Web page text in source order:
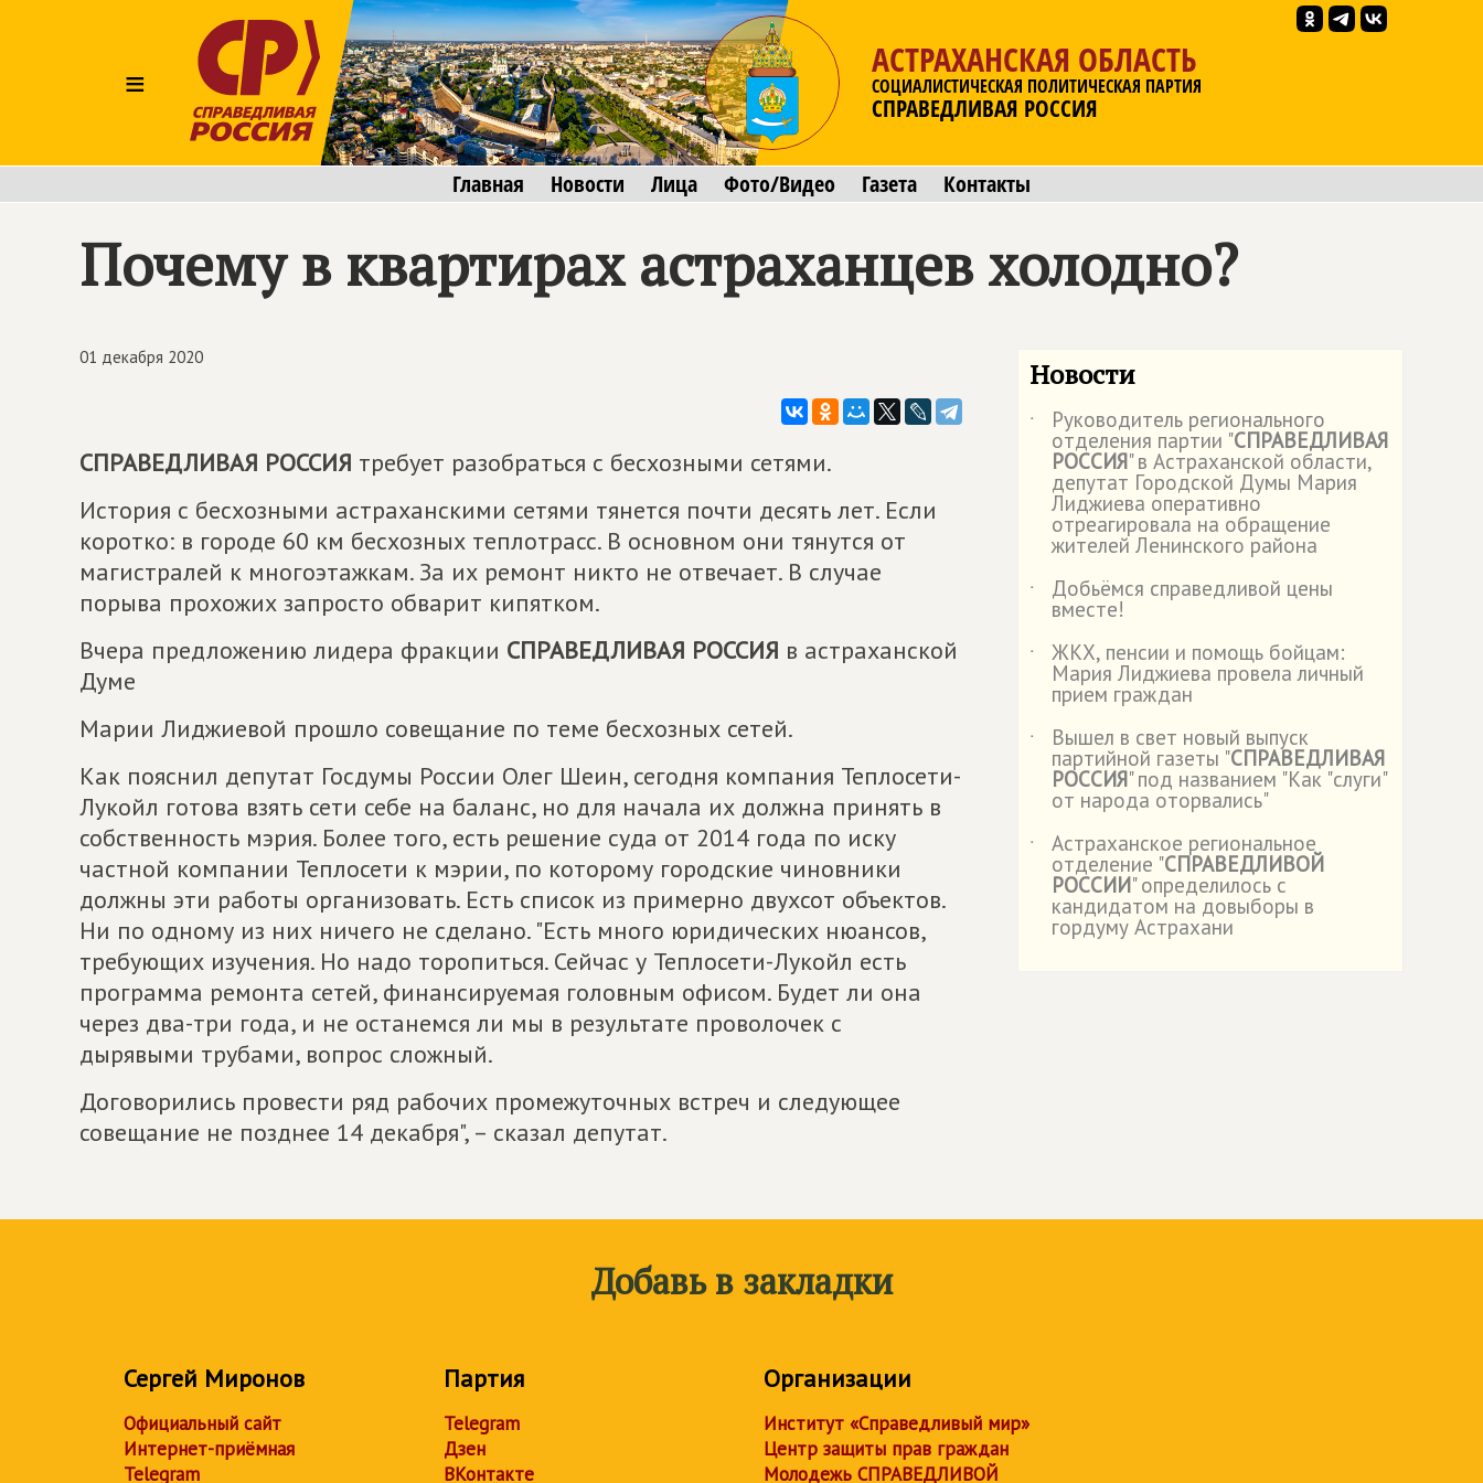
≡
АСТРАХАНСКАЯ ОБЛАСТЬ
СОЦИАЛИСТИЧЕСКАЯ ПОЛИТИЧЕСКАЯ ПАРТИЯ
СПРАВЕДЛИВАЯ РОССИЯ
Главная Новости Лица Фото/Видео Газета Контакты
Почему в квартирах астраханцев холодно?
01 декабря 2020
СПРАВЕДЛИВАЯ РОССИЯ требует разобраться с бесхозными сетями.
История с бесхозными астраханскими сетями тянется почти десять лет. Если
коротко: в городе 60 км бесхозных теплотрасс. В основном они тянутся от
магистралей к многоэтажкам. За их ремонт никто не отвечает. В случае
порыва прохожих запросто обварит кипятком.
Вчера предложению лидера фракции СПРАВЕДЛИВАЯ РОССИЯ в астраханской
Думе
Марии Лиджиевой прошло совещание по теме бесхозных сетей.
Как пояснил депутат Госдумы России Олег Шеин, сегодня компания Теплосети-
Лукойл готова взять сети себе на баланс, но для начала их должна принять в
собственность мэрия. Более того, есть решение суда от 2014 года по иску
частной компании Теплосети к мэрии, по которому городские чиновники
должны эти работы организовать. Есть список из примерно двухсот объектов.
Ни по одному из них ничего не сделано. "Есть много юридических нюансов,
требующих изучения. Но надо торопиться. Сейчас у Теплосети-Лукойл есть
программа ремонта сетей, финансируемая головным офисом. Будет ли она
через два-три года, и не останемся ли мы в результате проволочек с
дырявыми трубами, вопрос сложный.
Договорились провести ряд рабочих промежуточных встреч и следующее
совещание не позднее 14 декабря", – сказал депутат.
Новости
˙ Руководитель регионального
отделения партии "СПРАВЕДЛИВАЯ
РОССИЯ" в Астраханской области,
депутат Городской Думы Мария
Лиджиева оперативно
отреагировала на обращение
жителей Ленинского района
˙
Добьёмся справедливой цены
вместе!
˙
ЖКХ, пенсии и помощь бойцам:
Мария Лиджиева провела личный
прием граждан
˙
Вышел в свет новый выпуск
партийной газеты "СПРАВЕДЛИВАЯ
РОССИЯ" под названием "Как "слуги"
от народа оторвались"
˙
Астраханское региональное
отделение "СПРАВЕДЛИВОЙ
РОССИИ" определилось с
кандидатом на довыборы в
гордуму Астрахани
Добавь в закладки
Сергей Миронов
Официальный сайт
Интернет-приёмная
Telegram
Партия
Telegram
Дзен
ВКонтакте
Организации
Институт «Справедливый мир»
Центр защиты прав граждан
Молодежь СПРАВЕДЛИВОЙ